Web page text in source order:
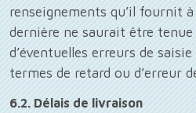
renseignements qu’il fournit
dernière ne saurait être tenue
d’éventuelles erreurs de
termes de retard ou d’erreur
6.2. Délais de livraison